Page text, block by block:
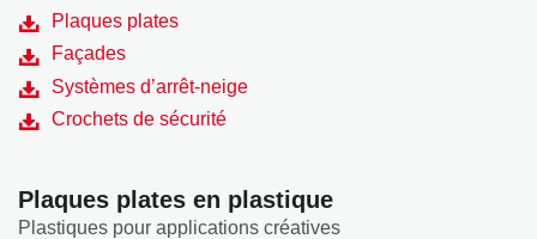
Plaques plates
Façades
Systèmes d’arrêt-neige
Crochets de sécurité
Plaques plates en plastique
Plastiques pour applications créatives